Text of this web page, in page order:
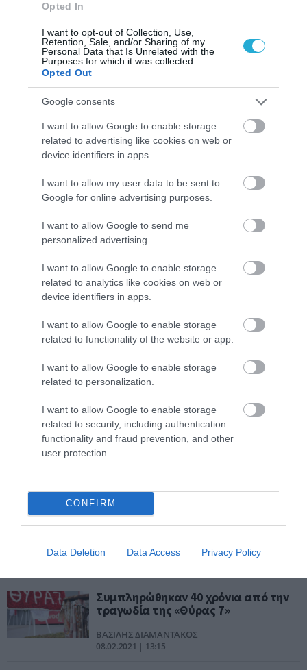
Opted In
I want to opt-out of Collection, Use,
Retention, Sale, and/or Sharing of my
Personal Data that Is Unrelated with the
Purposes for which it was collected.
Opted Out
Google consents
I want to allow Google to enable storage
related to advertising like cookies on web or
device identifiers in apps.
I want to allow my user data to be sent to
Google for online advertising purposes.
I want to allow Google to send me
personalized advertising.
I want to allow Google to enable storage
related to analytics like cookies on web or
device identifiers in apps.
I want to allow Google to enable storage
related to functionality of the website or app.
I want to allow Google to enable storage
related to personalization.
I want to allow Google to enable storage
related to security, including authentication
functionality and fraud prevention, and other
user protection.
CONFIRM
Data Deletion Data Access Privacy Policy
Η Θύρα 7 εξέφρασε την αλληλεγγύη
της στους οπαδούς του Άρη που
Περιστέρι
ΑΦΡΟΔΙΤΗ ΠΑΝΟΥ
Θύρα 7: «Σήμερα την πρόκριση την
παίρνουμε εμείς»
ΓΙΑΝΝΗΣ ΚΟΥΤΡΟΥΜΠΗΣ
27.04.2022 | 18:16
Ολυμπιακός: Το συγκινητικό βίντεο
για τα 41 χρόνια από την τραγωδία
ΔΕΣΠΟΙΝΑ ΣΟΦΙΑΝΙΔΟΥ
07.02.2022 | 20:11
Ολυμπιακός: Ο Βαγγέλης Μαρινάκης
με ένα λευκό τριαντάφυλλο στο
ΔΕΣΠΟΙΝΑ ΣΟΦΙΑΝΙΔΟΥ
05.02.2022 | 17:30
Αλλαγές στα δρομολόγια του Τραμ
την Κυριακή - Συγκέντρωση της
Θύρας 7
ΠΑΕ Ολυμπιακός: Σκληρή
ανακοίνωση για τα καπνογόνα
ΜΙΧΑΛΗΣ ΟΙΚΟΝΟΜΑΚΟΣ
Συμπληρώθηκαν 40 χρόνια από την
τραγωδία της «Θύρας 7»
ΒΑΣΙΛΗΣ ΔΙΑΜΑΝΤΑΚΟΣ
08.02.2021 | 13:15